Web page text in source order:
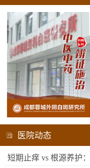
医院动态
短期止痒 vs 根源养护